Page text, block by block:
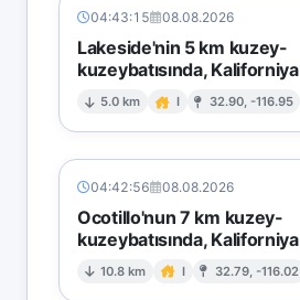
04:43:15 08.08.2026
Lakeside'nin 5 km kuzey-
kuzeybatısında, Kaliforniya
5.0 km I 32.90, -116.95
04:42:56 08.08.2026
Ocotillo'nun 7 km kuzey-
kuzeybatısında, Kaliforniya
10.8 km I 32.79, -116.02